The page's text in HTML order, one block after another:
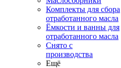
Комплекты для сбора
отработанного масла
Ёмкости и ванны для
отработанного масла
Снято с
производства
Ещё